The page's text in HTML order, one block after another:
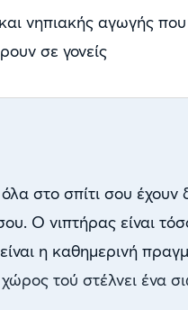
νηπιακής αγωγής
σε γονείς
στο σπίτι σου
Ο νιπτήρας είναι
η καθημερινή
τού στέλνει ένα